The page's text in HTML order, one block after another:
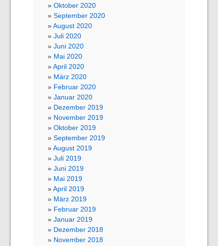
Oktober 2020
September 2020
August 2020
Juli 2020
Juni 2020
Mai 2020
April 2020
März 2020
Februar 2020
Januar 2020
Dezember 2019
November 2019
Oktober 2019
September 2019
August 2019
Juli 2019
Juni 2019
Mai 2019
April 2019
März 2019
Februar 2019
Januar 2019
Dezember 2018
November 2018